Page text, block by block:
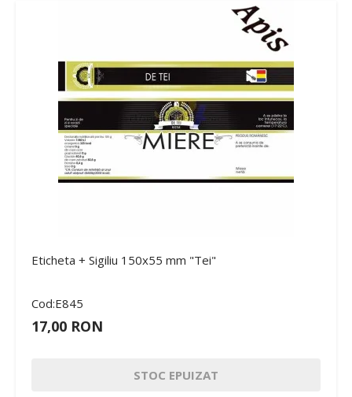
Eticheta + Sigiliu 150x55 mm "Tei"
Cod:E845
17,00 RON
STOC EPUIZAT